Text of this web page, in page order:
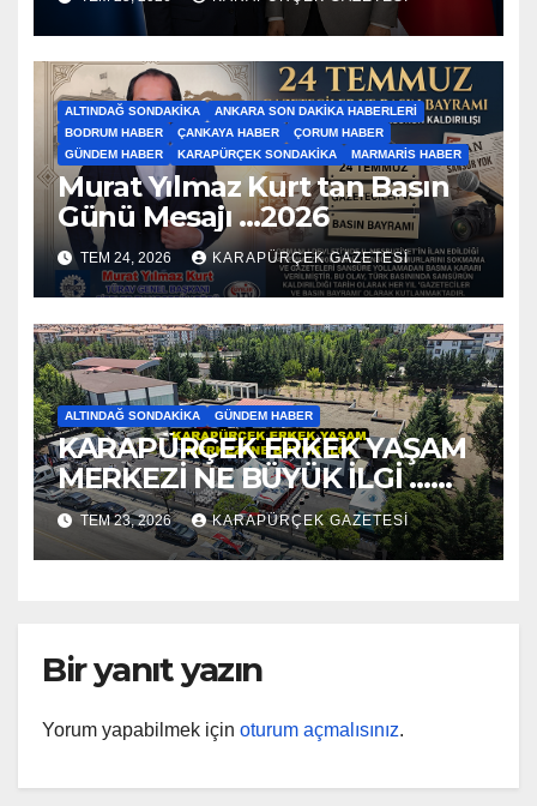
ALTINDAĞ SONDAKIKA
ANKARA SON DAKIKA HABERLERI
BODRUM HABER
ÇANKAYA HABER
ÇORUM HABER
GÜNDEM HABER
KARAPÜRÇEK SONDAKIKA MARMARIS HABER
Murat Yılmaz Kurt tan Basın
Günü Mesajı …2026
TEM 24, 2026 KARAPÜRÇEK GAZETESİ
ALTINDAĞ SONDAKIKA GÜNDEM HABER
KARAPÜRÇEK ERKEK YAŞAM
MERKEZİ NE BÜYÜK İLGİ …
2026
TEM 23, 2026 KARAPÜRÇEK GAZETESİ
Bir yanıt yazın
Yorum yapabilmek için oturum açmalısınız.